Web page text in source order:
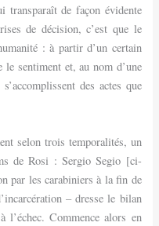
de façon évidente
de décision, c’est que le
: à partir d’un certain
le sentiment et, au nom d’une
des actes que
selon trois temporalités, un
de Rosi : Sergio Segio [ci-
par les carabiniers à la fin de
– dresse le bilan
l’échec. Commence alors en